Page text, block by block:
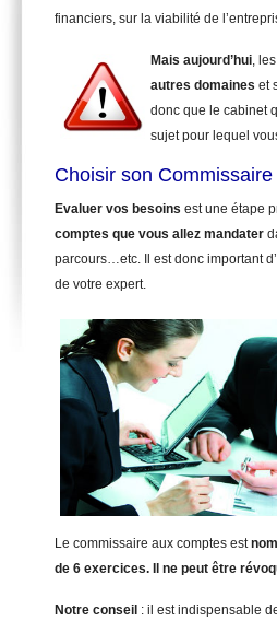
financiers, sur la viabilité de
Mais aujourd’hui,
autres domaines et
donc que le cabinet
sujet pour lequel
Choisir son
Evaluer vos besoins est une étape
comptes que vous allez mandater
parcours…etc. Il est donc important
de votre expert.
Le commissaire aux comptes est
de 6 exercices.
Il ne peut être
Notre conseil : il est indispensable